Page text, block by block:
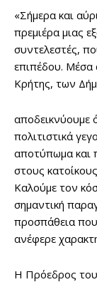
«Σήμερα και
πρεμιέρα μιας
συντελεστές,
επιπέδου.
Κρήτης, των
αποδεικνύουμε
πολιτιστικά
αποτύπωμα και
στους
Καλούμε τον
σημαντική
προσπάθεια που
ανέφερε
Η Πρόεδρος